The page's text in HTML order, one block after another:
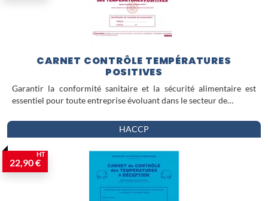
CARNET CONTRÔLE TEMPÉRATURES
POSITIVES
Garantir la conformité sanitaire et la sécurité alimentaire est
essentiel pour toute entreprise évoluant dans le secteur de…
HACCP
22,90 €
HT